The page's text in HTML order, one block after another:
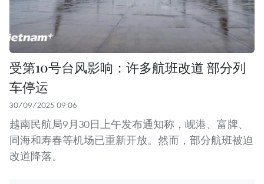
受第10号台风影响：许多航班改道 部分列
车停运
30/09/2025 09:06
越南民航局9月30日上午发布通知称，岘港、富牌、
同海和寿春等机场已重新开放。然而，部分航班被迫
改道降落。